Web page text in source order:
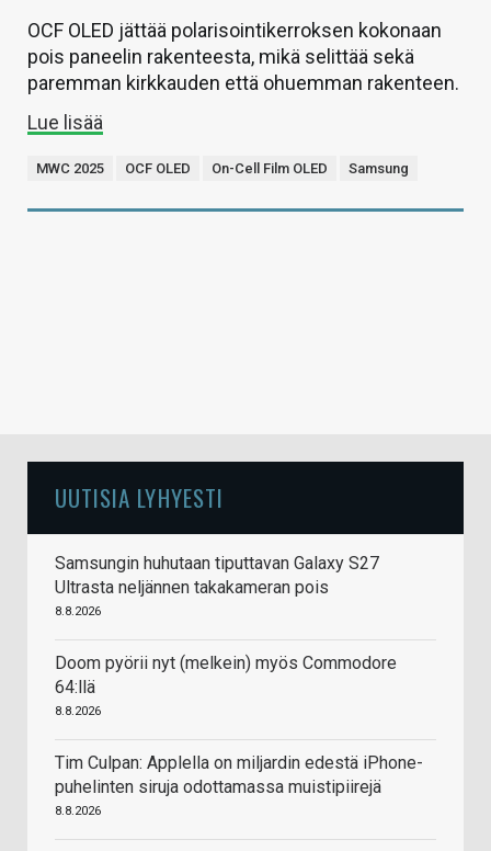
OCF OLED jättää polarisointikerroksen kokonaan
pois paneelin rakenteesta, mikä selittää sekä
paremman kirkkauden että ohuemman rakenteen.
Lue lisää
MWC 2025 OCF OLED On-Cell Film OLED Samsung
UUTISIA LYHYESTI
Samsungin huhutaan tiputtavan Galaxy S27
Ultrasta neljännen takakameran pois
8.8.2026
Doom pyörii nyt (melkein) myös Commodore
64:llä
8.8.2026
Tim Culpan: Applella on miljardin edestä iPhone-
puhelinten siruja odottamassa muistipiirejä
8.8.2026